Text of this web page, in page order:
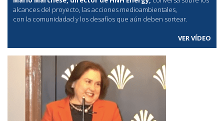
alcances del proyecto, las acciones medioambientales,
con la comunidadad y los desafíos que aún deben sortear.
VER VÍDEO